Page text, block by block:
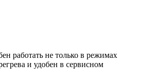
работать не только в режимах
и удобен в сервисном